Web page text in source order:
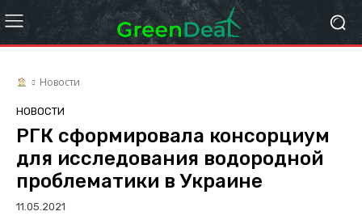
Новости
НОВОСТИ
РГК сформировала консорциум
для исследования водородной
проблематики в Украине
11.05.2021